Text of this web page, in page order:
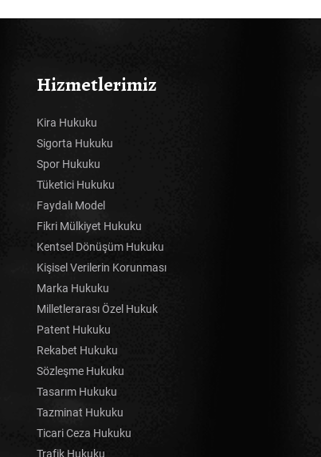
Hizmetlerimiz
Kira Hukuku
Sigorta Hukuku
Spor Hukuku
Tüketici Hukuku
Faydalı Model
Fikri Mülkiyet Hukuku
Kentsel Dönüşüm Hukuku
Kişisel Verilerin Korunması
Marka Hukuku
Milletlerarası Özel Hukuk
Patent Hukuku
Rekabet Hukuku
Sözleşme Hukuku
Tasarım Hukuku
Tazminat Hukuku
Ticari Ceza Hukuku
Trafik Hukuku